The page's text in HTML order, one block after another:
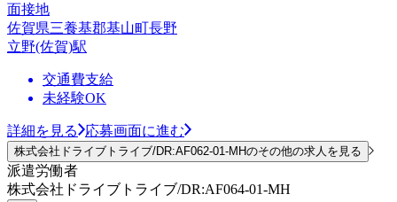
面接地
佐賀県三養基郡基山町長野
立野(佐賀)駅
交通費支給
未経験OK
詳細を見る 応募画面に進む
株式会社ドライブトライブ/DR:AF062-01-MHのその他の求人を見る
派遣労働者
株式会社ドライブトライブ/DR:AF064-01-MH